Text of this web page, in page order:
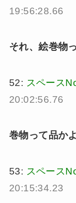
19:56:28.66
それ、絵巻物
52: スペース
20:02:56.76
巻物って品かよ
53: スペース
20:15:34.23